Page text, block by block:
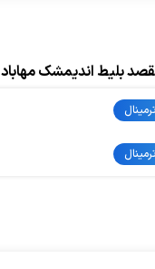
بلیط اندیمشک مهاباد